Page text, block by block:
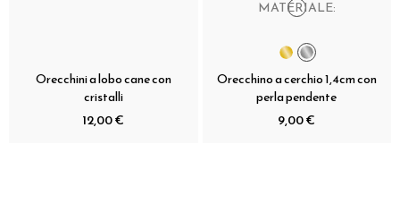
Orecchini a lobo cane con
cristalli
12,00 €
MATERIALE:
Orecchino a cerchio 1,4cm con
perla pendente
9,00 €